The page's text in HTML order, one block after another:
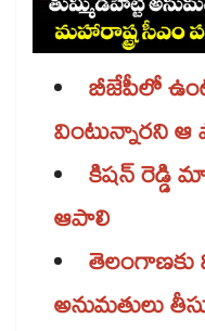
బీజేపీలో
వింటున్నారని ఆ
కిషన్ రెడ్డి మా
ఆపాలి
తెలంగాణకు
అనుమతులు